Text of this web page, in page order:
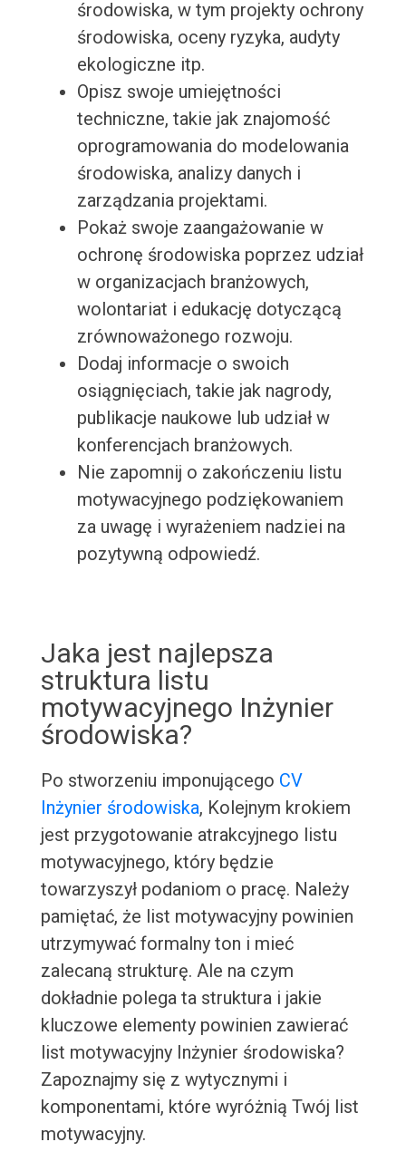
środowiska, w tym projekty ochrony
środowiska, oceny ryzyka, audyty
ekologiczne itp.
Opisz swoje umiejętności
techniczne, takie jak znajomość
oprogramowania do modelowania
środowiska, analizy danych i
zarządzania projektami.
Pokaż swoje zaangażowanie w
ochronę środowiska poprzez udział
w organizacjach branżowych,
wolontariat i edukację dotyczącą
zrównoważonego rozwoju.
Dodaj informacje o swoich
osiągnięciach, takie jak nagrody,
publikacje naukowe lub udział w
konferencjach branżowych.
Nie zapomnij o zakończeniu listu
motywacyjnego podziękowaniem
za uwagę i wyrażeniem nadziei na
pozytywną odpowiedź.
Jaka jest najlepsza
struktura listu
motywacyjnego Inżynier
środowiska?
Po stworzeniu imponującego CV
Inżynier środowiska, Kolejnym krokiem
jest przygotowanie atrakcyjnego listu
motywacyjnego, który będzie
towarzyszył podaniom o pracę. Należy
pamiętać, że list motywacyjny powinien
utrzymywać formalny ton i mieć
zalecaną strukturę. Ale na czym
dokładnie polega ta struktura i jakie
kluczowe elementy powinien zawierać
list motywacyjny Inżynier środowiska?
Zapoznajmy się z wytycznymi i
komponentami, które wyróżnią Twój list
motywacyjny.